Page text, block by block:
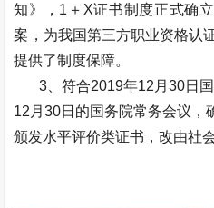
知》，1＋X证书制度正式确
案，为我国第三方职业资格认
提供了制度保障。
3、符合2019年12月30日国
12月30日的国务院常务会议，
颁发水平评价类证书，改由社